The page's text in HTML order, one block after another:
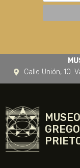
Calle Unión, 10.
MUSEO